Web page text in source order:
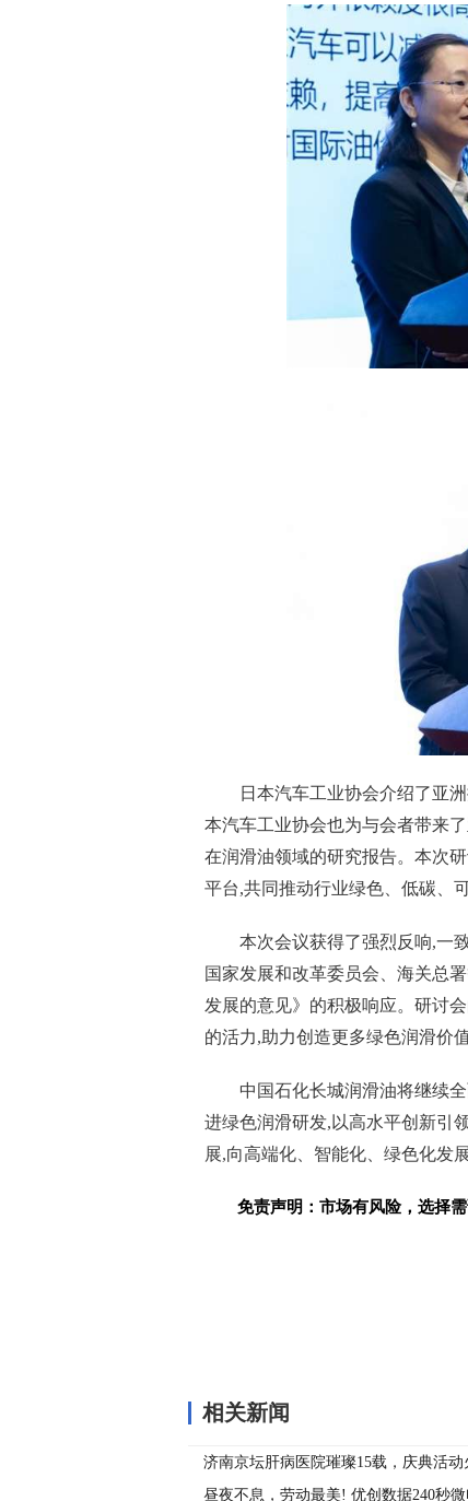
日本汽车工业协会介绍了亚
本汽车工业协会也为与会者带来
在润滑油领域的研究报告。本次
平台,共同推动行业绿色、低碳、
本次会议获得了强烈反响,一
国家发展和改革委员会、海关总
发展的意见》的积极响应。研讨
的活力,助力创造更多绿色润滑价
中国石化长城润滑油将继续
进绿色润滑研发,以高水平创新引
展,向高端化、智能化、绿色化发展
免责声明：市场有风险，选择
相关新闻
济南京坛肝病医院璀璨15载，庆典活动
昼夜不息，劳动最美! 优创数据240秒